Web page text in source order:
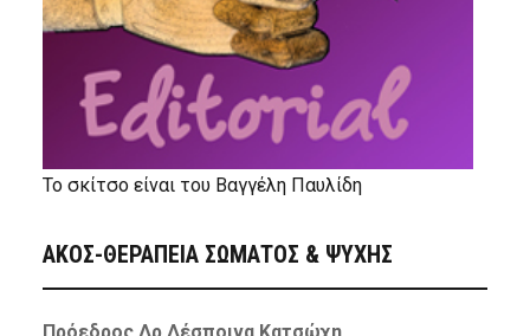
Το σκίτσο είναι του Βαγγέλη Παυλίδη
ΑΚΟΣ-ΘΕΡΑΠΕΙΑ ΣΩΜΑΤΟΣ & ΨΥΧΗΣ